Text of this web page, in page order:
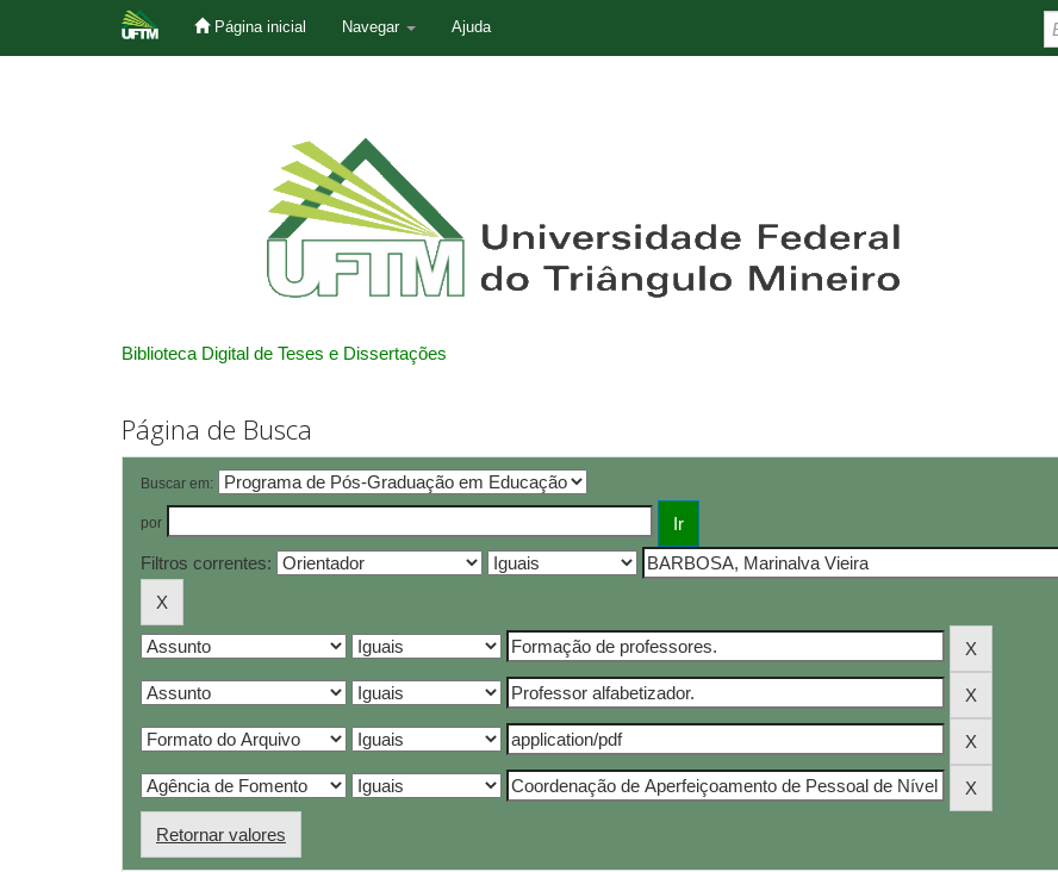
Página inicial Navegar Ajuda
Biblioteca Digital de Teses e Dissertações
Página de Busca
Buscar em:
por
Filtros correntes:
Retornar valores